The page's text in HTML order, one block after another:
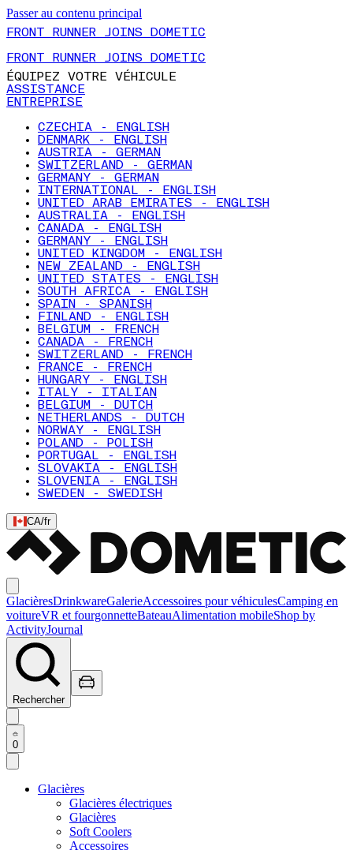
Passer au contenu principal
FRONT RUNNER JOINS DOMETIC
FRONT RUNNER JOINS DOMETIC
ÉQUIPEZ VOTRE VÉHICULE
ASSISTANCE
ENTREPRISE
CZECHIA - ENGLISH
DENMARK - ENGLISH
AUSTRIA - GERMAN
SWITZERLAND - GERMAN
GERMANY - GERMAN
INTERNATIONAL - ENGLISH
UNITED ARAB EMIRATES - ENGLISH
AUSTRALIA - ENGLISH
CANADA - ENGLISH
GERMANY - ENGLISH
UNITED KINGDOM - ENGLISH
NEW ZEALAND - ENGLISH
UNITED STATES - ENGLISH
SOUTH AFRICA - ENGLISH
SPAIN - SPANISH
FINLAND - ENGLISH
BELGIUM - FRENCH
CANADA - FRENCH
SWITZERLAND - FRENCH
FRANCE - FRENCH
HUNGARY - ENGLISH
ITALY - ITALIAN
BELGIUM - DUTCH
NETHERLANDS - DUTCH
NORWAY - ENGLISH
POLAND - POLISH
PORTUGAL - ENGLISH
SLOVAKIA - ENGLISH
SLOVENIA - ENGLISH
SWEDEN - SWEDISH
CA/fr
GlacièresDrinkwareGalerieAccessoires pour véhiculesCamping en
voitureVR et fourgonnetteBateauAlimentation mobileShop by
ActivityJournal
Rechercher
0
Glacières
Glacières électriques
Glacières
Soft Coolers
Accessoires